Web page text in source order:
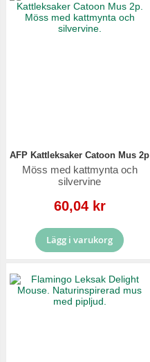
AFP Kattleksaker Catoon Mus 2p
Möss med kattmynta och
silvervine
Reapris
60,04 kr
Lägg i varukorg